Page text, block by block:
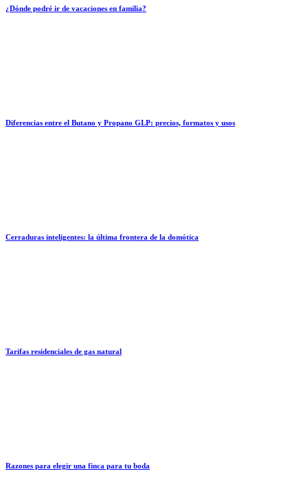
¿Dónde podré ir de vacaciones en familia?
Diferencias entre el Butano y Propano GLP: precios, formatos y usos
Cerraduras inteligentes: la última frontera de la domótica
Tarifas residenciales de gas natural
Razones para elegir una finca para tu boda